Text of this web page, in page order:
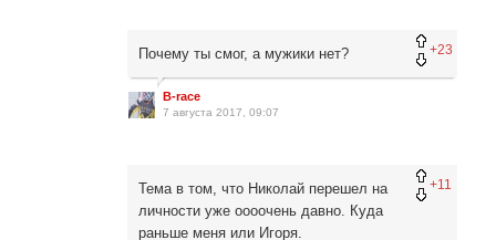
+23
Почему ты смог, а мужики нет?
B-race
7 августа 2017, 09:07
+11
Тема в том, что Николай перешел на
личности уже оооочень давно. Куда
раньше меня или Игоря.